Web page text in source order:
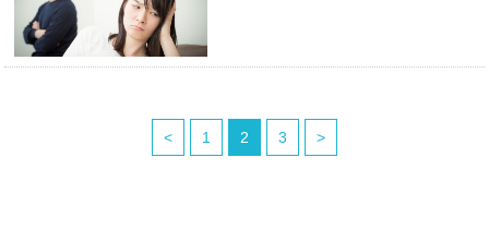
< 1 2 3 >